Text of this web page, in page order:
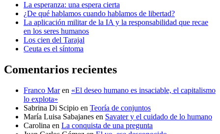
La esperanza: una espera cierta
¿De qué hablamos cuando hablamos de libertad?
La aplicación militar de la IA y la responsabilidad que recae
en los seres humanos
Los cien del Tarajal
Ceuta es el síntoma
Comentarios recientes
Franco Maren «El deseo humano es insaciable, el capitalismo
lo explota»
Sabrina Di Scipio en Teoría de conjuntos
María Luisa Sabajanes en Savater y el cuidado de lo humano
Carolina en La conquista de una pregunta